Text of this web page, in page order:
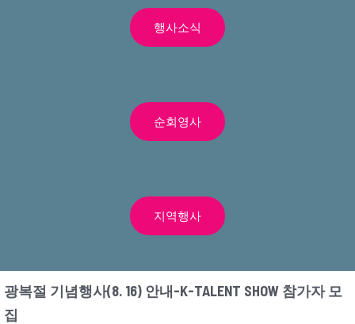
행사소식
순회영사
지역행사
광복절 기념행사(8. 16) 안내-K-TALENT SHOW 참가자 모
집